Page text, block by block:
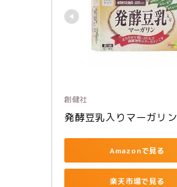
創健社
発酵豆乳入りマーガリン
Amazonで見る
楽天市場で見る